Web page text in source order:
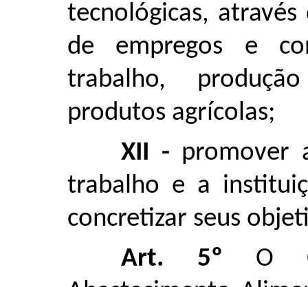
tecnológicas,
de empregos e
trabalho,
produtos agrícolas;
XII - promover
trabalho e a
concretizar seus
Art. 5º O